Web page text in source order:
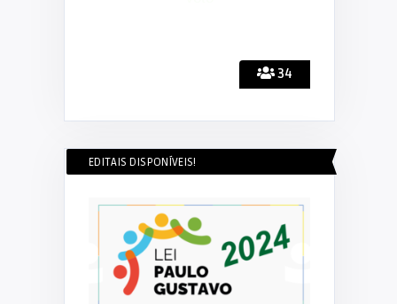
34
EDITAIS DISPONÍVEIS!